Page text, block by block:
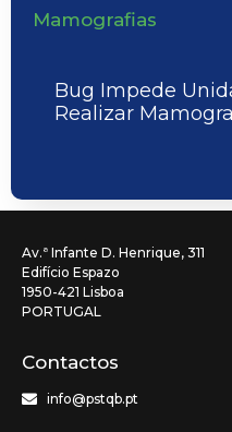
Bug Impede
Realizar
Av.ª Infante D. Henrique, 311
Edifício Espazo
1950-421 Lisboa
PORTUGAL
Contactos
info@pstqb.pt